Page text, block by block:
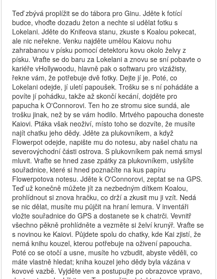
Teď zbývá proplížit se do tábora pro Ginu. Jděte k fotící
budce, vhoďte dozadu žeton a nechte si udělat fotku s
Lokelani. Jděte do Knifeova stanu, zkuste s Koalou pokecat,
ale nic neřekne. Venku najděte umělou Kaiovu nohu
zahrabanou v písku pomocí detektoru kovu okolo želvy z
písku. Vraťte se do baru za Lokelani a znovu se sní pobavte o
kariéře vHollywoodu, hlavně pak o softwaru pro vizážisty,
řekne vám, že potřebuje dvě fotky. Dejte jí je. Poté, co
Lokelani odejde, jí uletí papoušek. Trošku se s ní pohádáte a
povíte jí pohádku, takže až skončí kecání, dojděte pro
papucha k O'Connorovi. Ten ho ze stromu sice sundá, ale
trošku jinak, než by se vám hodilo. Mrtvého papoucha doneste
Kaiovi. Ptáka však neoživí, místo toho se dozvíte, že musíte
najít chatku jeho dědy. Jděte za plukovníkem, a když
Flowerpot odejde, napište mu do notesu, aby našel chatu na
severovýchodní části ostrova. S plukovníkem pak nemá smysl
mluvit. Vraťte se hned zase zpátky za plukovníkem, uslyšíte
souřadnice, které si hned poznačíte na kus papíru
Flowerpotova notesu. Jděte k O'Connorovi, zeptat se na GPS.
Teď už konečně můžete jít za nezbedným dítkem Koalou,
prohlídnout si znova hračku, co drží a zkusit mu ji vzít. Nedá
se nic dělat, musíte mu půjčit na hraní lemura. V inventáři
vložte souřadnice do GPS a dostanete se k chatrči. Vevnitř
všechno pěkně prohlídněte a vezměte si želví krunýř. Vraťte se
s novinou ke Kaiovi. Půjdete spolu do chatky, kde Kai zjistí, že
nemá knihu kouzel, kterou potřebuje na oživení papoucha.
Poté co se otočí a usne, musíte ho vzbudit, abyste věděli, co
máte vlastně hledat; kniha kouzel jeho dědy byla vázána v
kovové vazbě. Vyjděte ven a postupujte po obrazovce vpravo,